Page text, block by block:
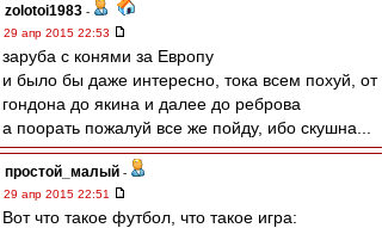
zolotoi1983 -
29 апр 2015 22:53
заруба с конями за Европу
и было бы даже интересно, тока всем похуй, от
гондона до якина и далее до реброва
а поорать пожалуй все же пойду, ибо скушна...
простой_малый -
29 апр 2015 22:51
Вот что такое футбол, что такое игра: